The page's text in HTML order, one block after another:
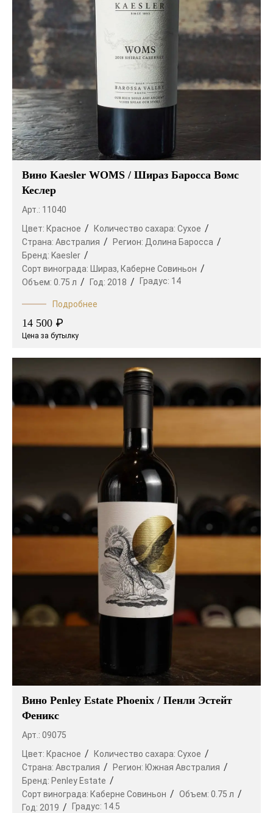
Вино Kaesler WOMS / Шираз Баросса Вомс
Кеслер
Арт.: 11040
Цвет: Красное Количество сахара: Сухое
Страна: Австралия Регион: Долина Баросса
Бренд: Kaesler
Сорт винограда: Шираз, Каберне Совиньон
Объем: 0.75 л Год: 2018 Градус: 14
Подробнее
14 500 ₽
Цена за бутылку
Вино Penley Estate Phoenix / Пенли Эстейт
Феникс
Арт.: 09075
Цвет: Красное Количество сахара: Сухое
Страна: Австралия Регион: Южная Австралия
Бренд: Penley Estate
Сорт винограда: Каберне Совиньон Объем: 0.75 л
Год: 2019 Градус: 14.5